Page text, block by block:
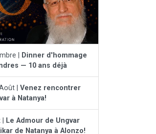
|
Dinner d'hommage
— 10 ans déjà
| Venez rencontrer
à Natanya!
Le Admour de Ungvar
de Natanya à Alonzo!